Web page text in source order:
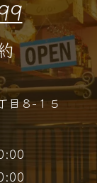
目８−１５